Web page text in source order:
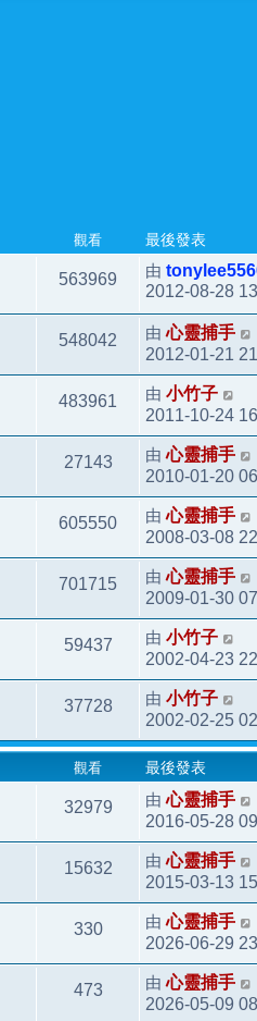
觀看 最後發表
563969 由
2012-08-28
548042 由心靈捕手
2012-01-21
483961 由 小竹子
2011-10-24
27143 由心靈捕手
2010-01-20
605550 由心靈捕手
2008-03-08
701715 由心靈捕手
2009-01-30
59437 由 小竹子
2002-04-23
37728 由 小竹子
2002-02-25
觀看 最後發表
32979 由心靈捕手
2016-05-28
15632 由心靈捕手
2015-03-13
330 由心靈捕手
2026-06-29
473 由心靈捕手
2026-05-09